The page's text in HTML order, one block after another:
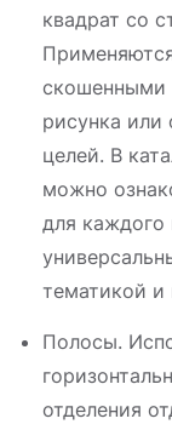
квадрат со
скошенными
рисунка или
целей. В
можно
для каждого
тематикой
Полосы.
отделения